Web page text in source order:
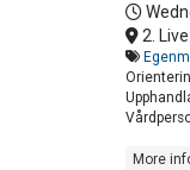
2. Live
More